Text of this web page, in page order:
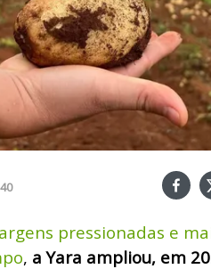
pressionadas e
, a Yara ampliou, em